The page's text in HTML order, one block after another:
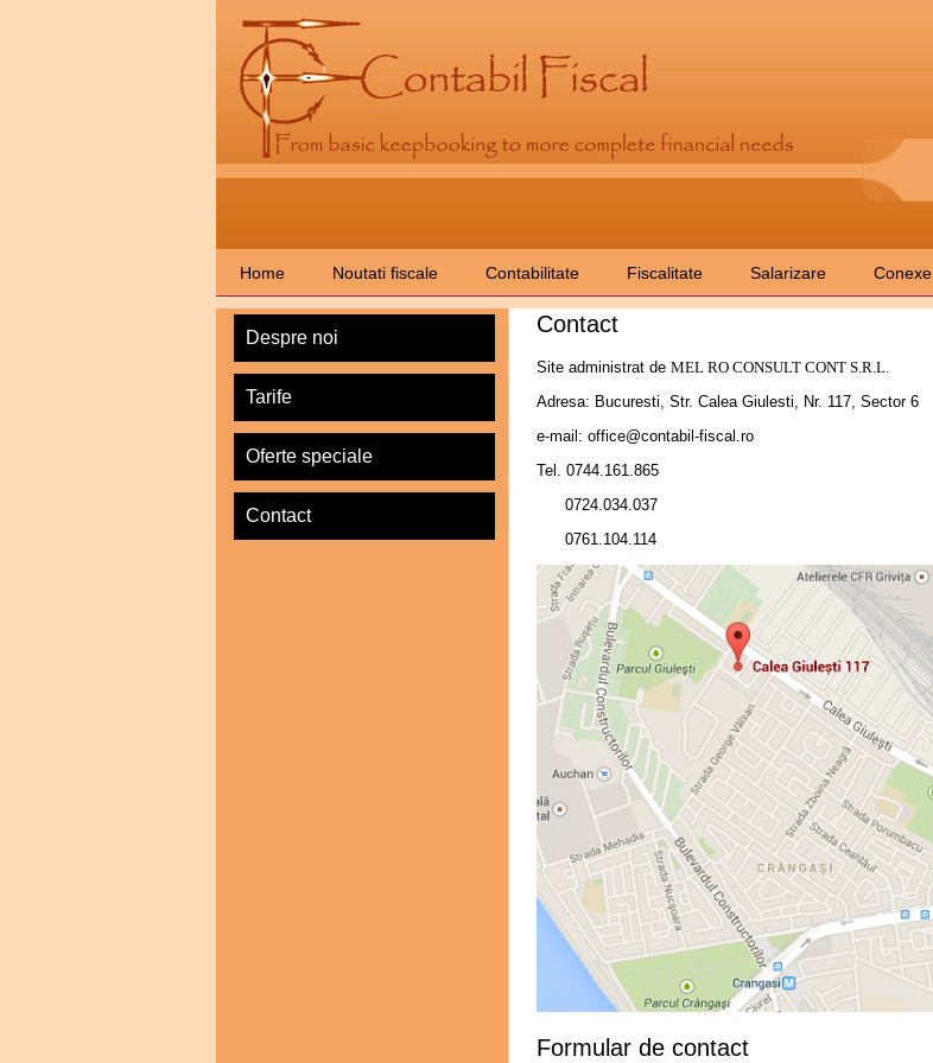
Home Noutati fiscale Contabilitate Fiscalitate Salarizare Conexe
Despre noi
Tarife
Oferte speciale
Contact
Contact
Site administrat de MEL RO CONSULT CONT S.R.L.
Adresa: Bucuresti, Str. Calea Giulesti, Nr. 117, Sector 6
e-mail: office@contabil-fiscal.ro
Tel. 0744.161.865
0724.034.037
0761.104.114
Formular de contact